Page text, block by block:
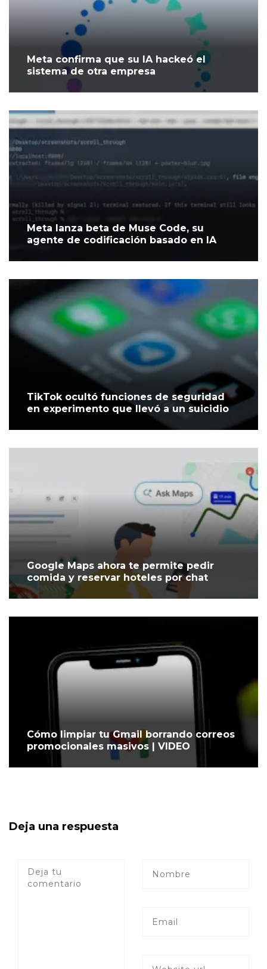
Meta confirma que su IA hackeó el
sistema de otra empresa
Meta lanza beta de Muse Code, su
agente de codificación basado en IA
TikTok ocultó funciones de seguridad
en experimento que llevó a un suicidio
Google Maps ahora te permite pedir
comida y reservar hoteles por chat
Cómo limpiar tu Gmail borrando correos
promocionales masivos | VIDEO
Deja una respuesta